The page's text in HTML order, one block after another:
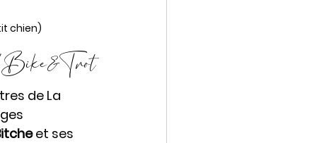
chien)
de La
et ses